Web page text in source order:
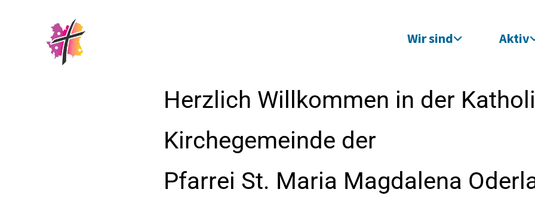
Wir sind Aktiv
Herzlich Willkommen in der
Kirchegemeinde der
Pfarrei St. Maria Magdalena